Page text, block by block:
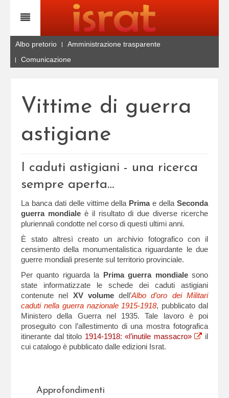
Albo pretorio
Amministrazione trasparente
Comunicazione
Vittime di guerra
astigiane
I caduti astigiani - una ricerca
sempre aperta…
La banca dati delle vittime della Primae dellaSeconda
guerra mondialeè il risultato di due diverse ricerche
pluriennali condotte nel corso di questi ultimi anni.
È stato altresì creato un archivio fotografico con il
censimento della monumentalistica riguardante le due
guerre mondiali presente sul territorio provinciale.
Per quanto riguarda la Prima guerra mondialesono
state informatizzate le schede dei caduti astigiani
contenute nel XV volumedell’Albo d’oro dei Militari
caduti nella guerra nazionale 1915-1918, pubblicato dal
Ministero della Guerra nel 1935. Tale lavoro è poi
proseguito con l’allestimento di una mostra fotografica
itinerante dal titolo 1914-1918: «l’inutile massacro»
il
cui catalogo è pubblicato dalle edizioni Israt.
Approfondimenti